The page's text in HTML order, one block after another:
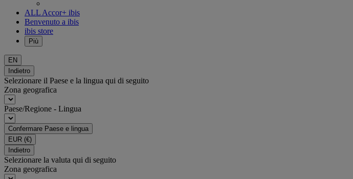
ALL Accor+ ibis
Benvenuto a ibis
ibis store
Più
EN
Indietro
Selezionare il Paese e la lingua qui di seguito
Zona geografica
Paese/Regione - Lingua
Confermare Paese e lingua
EUR (€)
Indietro
Selezionare la valuta qui di seguito
Zona geografica